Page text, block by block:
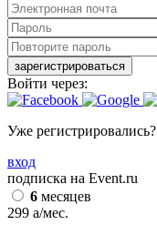
зарегистрироваться
Войти через:
Уже регистрировались?
вход
подписка на Event.ru
6 месяцев
299 a/мес.